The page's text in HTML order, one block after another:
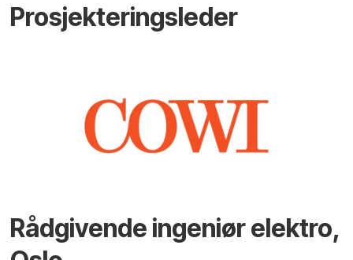
Prosjekteringsleder
Rådgivende ingeniør elektro,